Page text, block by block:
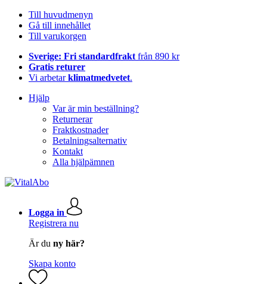
Till huvudmenyn
Gå till innehållet
Till varukorgen
Sverige: Fri standardfrakt från 890 kr
Gratis returer
Vi arbetarklimatmedvetet.
Hjälp
Var är min beställning?
Returnerar
Fraktkostnader
Betalningsalternativ
Kontakt
Alla hjälpämnen
Logga in
Registrera nu
Är du ny här?
Skapa konto